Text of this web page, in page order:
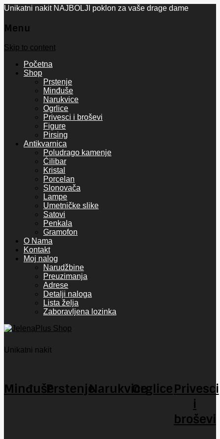
Unikatni nakit NAJBOLJI poklon za vaše drage dame
Menu
Skip to content
Početna
Shop
Prstenje
Minđuše
Narukvice
Ogrlice
Privesci i broševi
Figure
Pirsing
Antikvarnica
Poludrago kamenje
Ćilibar
Kristal
Porcelan
Slonovača
Lampe
Umetničke slike
Satovi
Penkala
Gramofon
O Nama
Kontakt
Moj nalog
Narudžbine
Preuzimanja
Adrese
Detalji naloga
Lista želja
Zaboravljena lozinka
Unikatni nakit
MinđušePrstenjeNarukviceOrglicePrivesci
i
broševi